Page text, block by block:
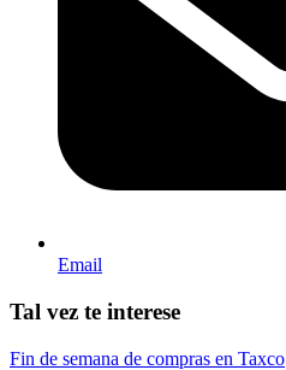
Email
Tal vez te interese
Fin de semana de compras en Taxco